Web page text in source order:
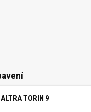
ALTRA TORIN 9